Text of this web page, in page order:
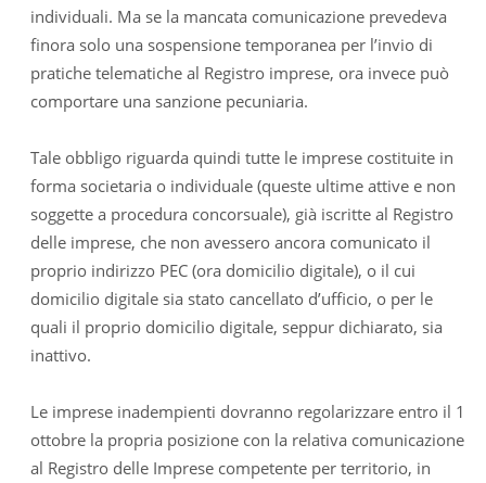
individuali. Ma se la mancata comunicazione prevedeva
finora solo una sospensione temporanea per l’invio di
pratiche telematiche al Registro imprese, ora invece può
comportare una sanzione pecuniaria.
Tale obbligo riguarda quindi tutte le imprese costituite in
forma societaria o individuale (queste ultime attive e non
soggette a procedura concorsuale), già iscritte al Registro
delle imprese, che non avessero ancora comunicato il
proprio indirizzo PEC (ora domicilio digitale), o il cui
domicilio digitale sia stato cancellato d’ufficio, o per le
quali il proprio domicilio digitale, seppur dichiarato, sia
inattivo.
Le imprese inadempienti dovranno regolarizzare entro il 1
ottobre la propria posizione con la relativa comunicazione
al Registro delle Imprese competente per territorio, in